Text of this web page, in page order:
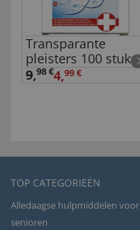
Transparante
pleisters 100 stuks
9,98 €4,99 €
TOP CATEGORIEËN
Alledaagse hulpmiddelen voor
senioren